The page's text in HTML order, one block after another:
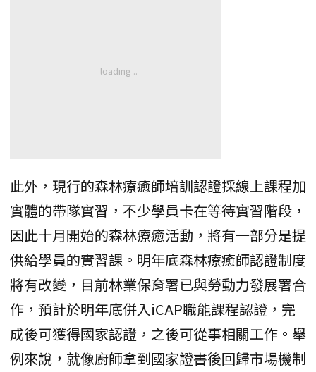
此外，現行的森林療癒師培訓認證採線上課程加
實體的帶隊實習，不少學員卡在等待實習階段，
因此十月開始的森林療癒活動，將有一部分是提
供給學員的實習課。明年底森林療癒師認證制度
將有改變，目前林業保育署已與勞動力發展署合
作，預計於明年底併入iCAP職能課程認證，完
成後可獲得國家認證，之後可從事相關工作。舉
例來說，就像廚師拿到國家證書後回歸市場機制